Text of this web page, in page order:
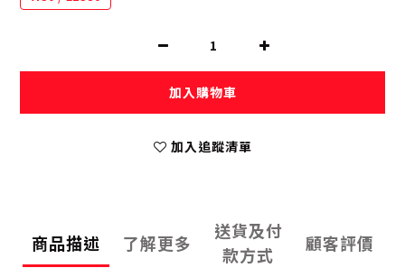
加入購物車
加入追蹤清單
商品描述 了解更多
送貨及付
款方式
顧客評價